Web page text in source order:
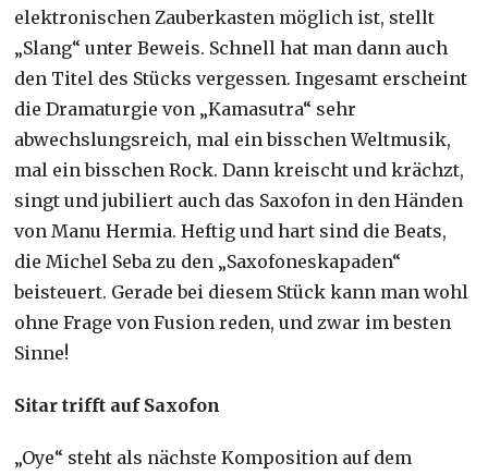
elektronischen Zauberkasten möglich ist, stellt
„Slang“ unter Beweis. Schnell hat man dann auch
den Titel des Stücks vergessen. Ingesamt erscheint
die Dramaturgie von „Kamasutra“ sehr
abwechslungsreich, mal ein bisschen Weltmusik,
mal ein bisschen Rock. Dann kreischt und krächzt,
singt und jubiliert auch das Saxofon in den Händen
von Manu Hermia. Heftig und hart sind die Beats,
die Michel Seba zu den „Saxofoneskapaden“
beisteuert. Gerade bei diesem Stück kann man wohl
ohne Frage von Fusion reden, und zwar im besten
Sinne!
Sitar trifft auf Saxofon
„Oye“ steht als nächste Komposition auf dem